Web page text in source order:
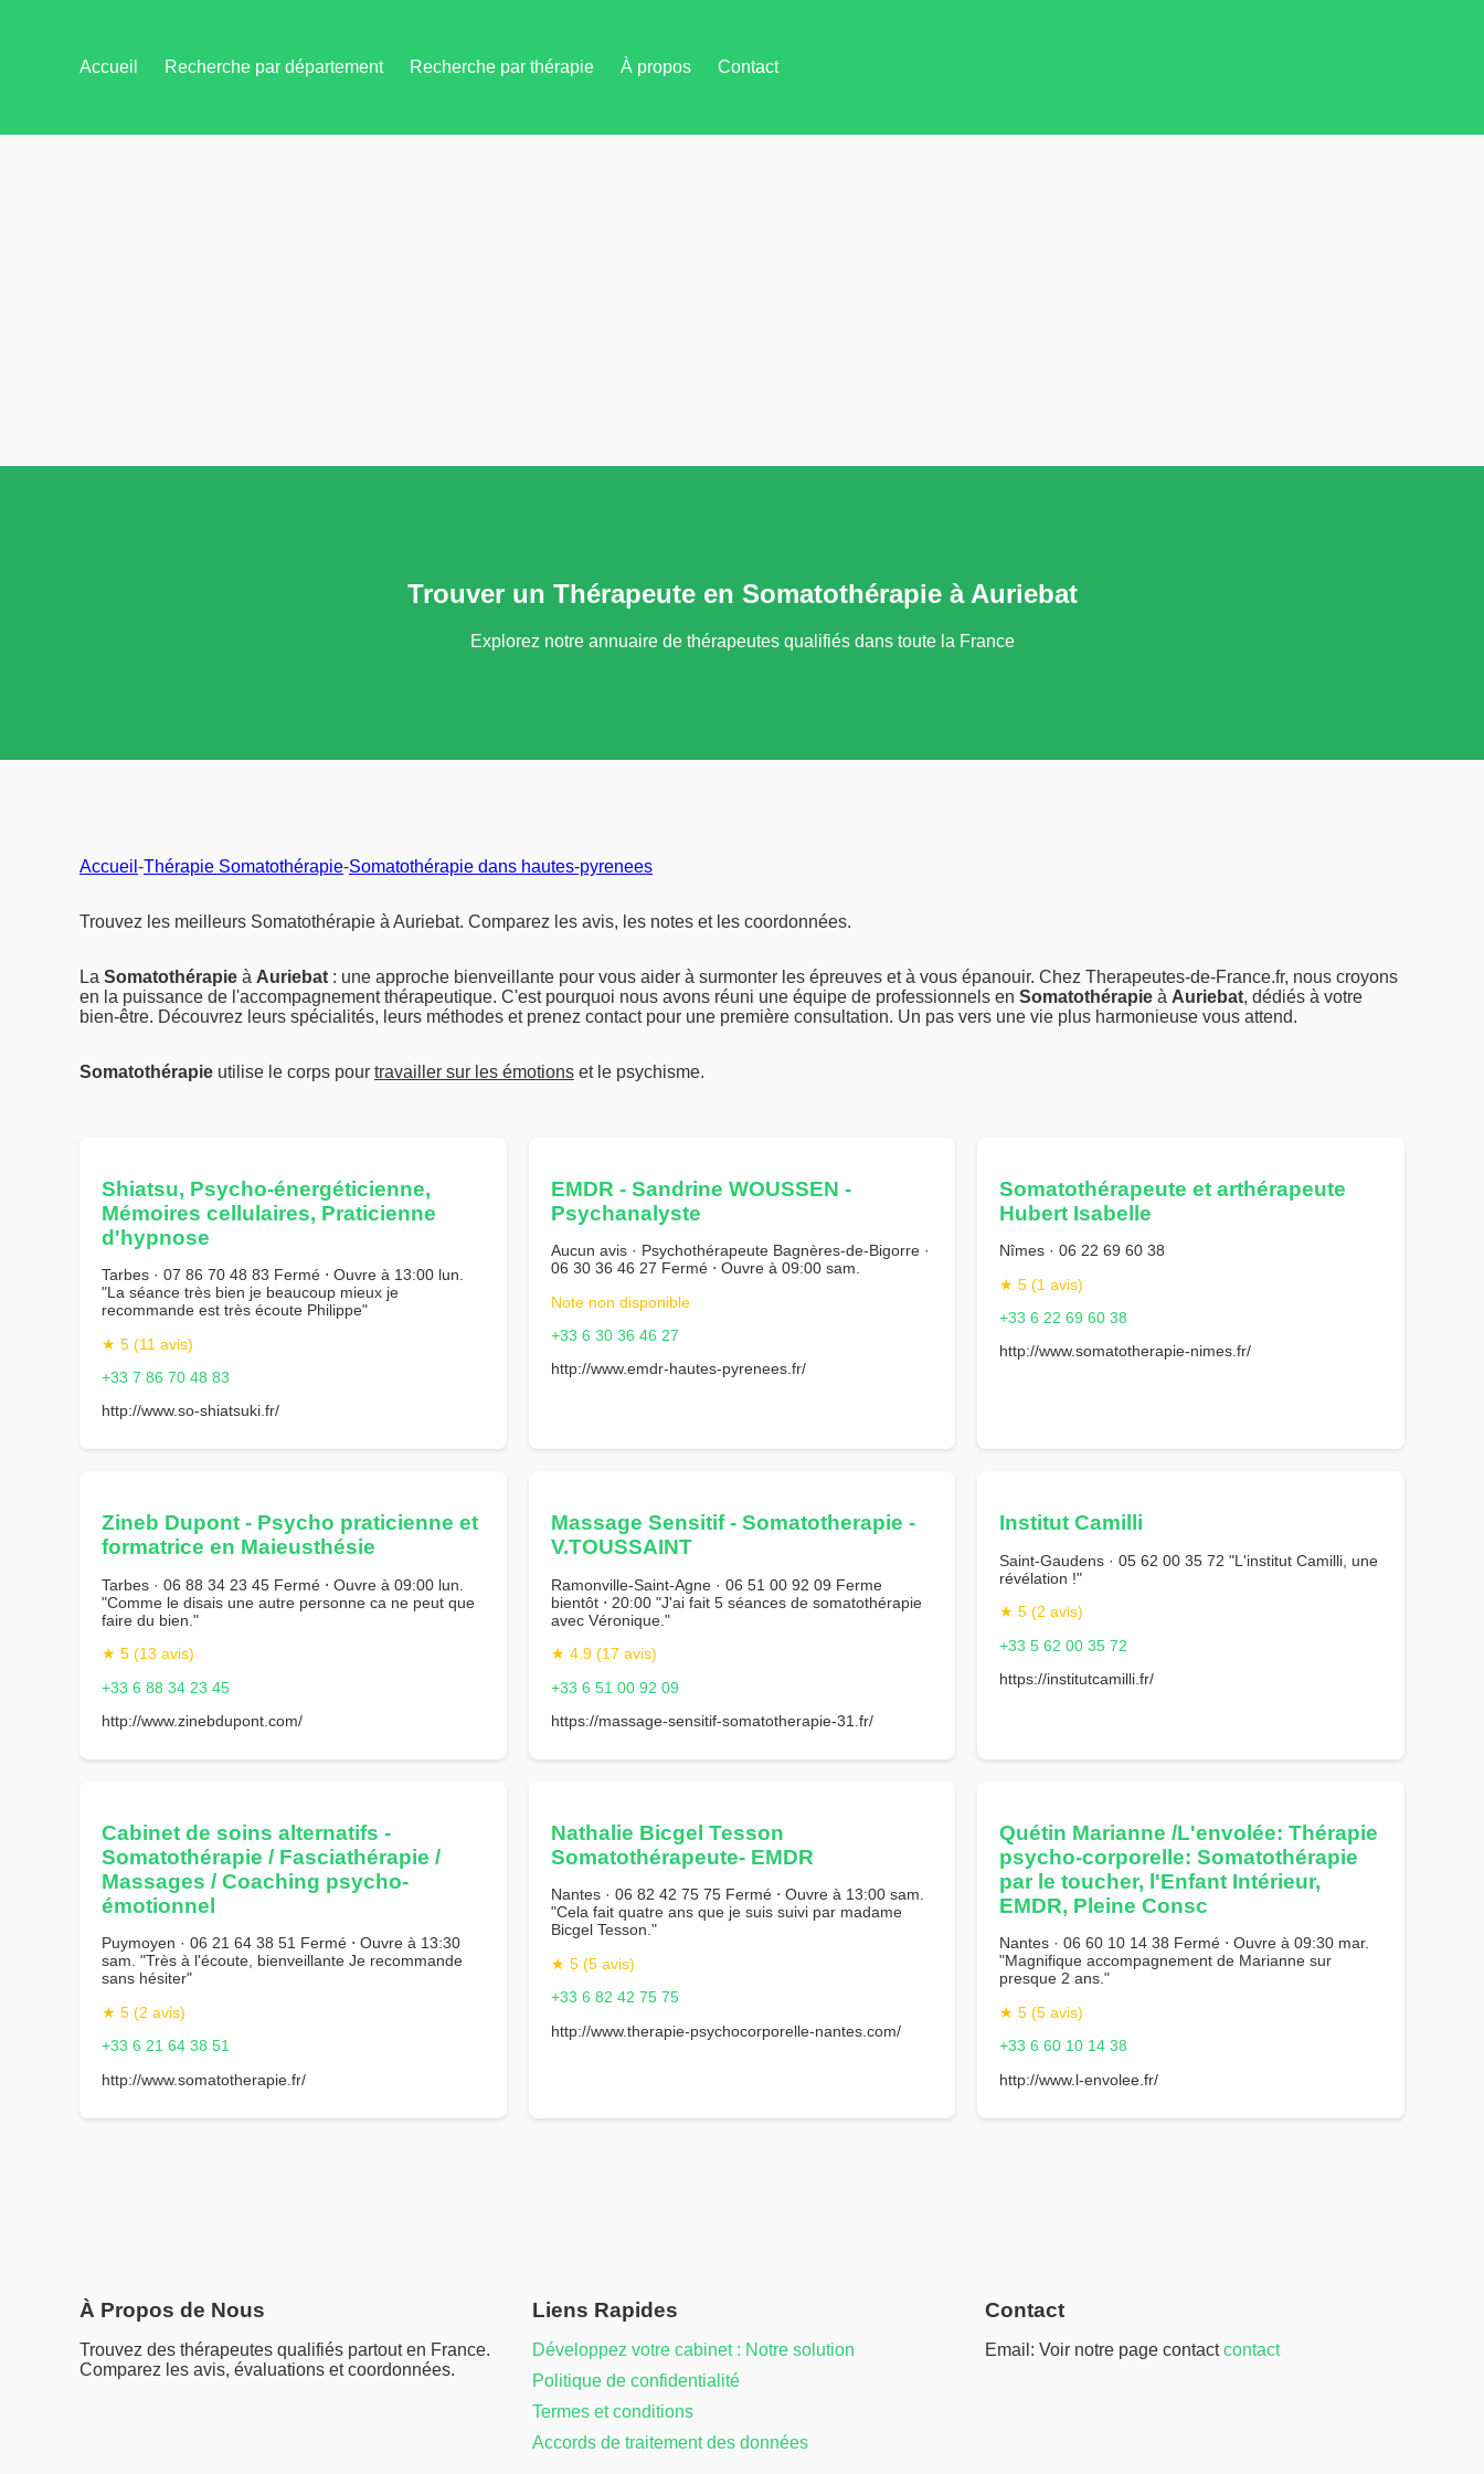
Accueil Recherche par département Recherche par thérapie À propos Contact
Trouver un Thérapeute en Somatothérapie à Auriebat
Explorez notre annuaire de thérapeutes qualifiés dans toute la France
Accueil -Thérapie Somatothérapie-Somatothérapie dans hautes-pyrenees
Trouvez les meilleurs Somatothérapie à Auriebat. Comparez les avis, les notes et les coordonnées.
La Somatothérapie à Auriebat : une approche bienveillante pour vous aider à surmonter les épreuves et à vous épanouir. Chez Therapeutes-de-France.fr, nous croyons
en la puissance de l'accompagnement thérapeutique. C'est pourquoi nous avons réuni une équipe de professionnels en Somatothérapie à Auriebat, dédiés à votre
bien-être. Découvrez leurs spécialités, leurs méthodes et prenez contact pour une première consultation. Un pas vers une vie plus harmonieuse vous attend.
Somatothérapie utilise le corps pour travailler sur les émotions et le psychisme.
Shiatsu, Psycho-énergéticienne,
Mémoires cellulaires, Praticienne
d'hypnose
Tarbes · 07 86 70 48 83 Fermé ⋅ Ouvre à 13:00 lun.
"La séance très bien je beaucoup mieux je
recommande est très écoute Philippe"
★ 5 (11 avis)
+33 7 86 70 48 83
http://www.so-shiatsuki.fr/
EMDR - Sandrine WOUSSEN -
Psychanalyste
Aucun avis · Psychothérapeute Bagnères-de-Bigorre ·
06 30 36 46 27 Fermé ⋅ Ouvre à 09:00 sam.
Note non disponible
+33 6 30 36 46 27
http://www.emdr-hautes-pyrenees.fr/
Somatothérapeute et arthérapeute
Hubert Isabelle
Nîmes · 06 22 69 60 38
★ 5 (1 avis)
+33 6 22 69 60 38
http://www.somatotherapie-nimes.fr/
Zineb Dupont - Psycho praticienne et
formatrice en Maieusthésie
Tarbes · 06 88 34 23 45 Fermé ⋅ Ouvre à 09:00 lun.
"Comme le disais une autre personne ca ne peut que
faire du bien."
★ 5 (13 avis)
+33 6 88 34 23 45
http://www.zinebdupont.com/
Massage Sensitif - Somatotherapie -
V.TOUSSAINT
Ramonville-Saint-Agne · 06 51 00 92 09 Ferme
bientôt ⋅ 20:00 "J'ai fait 5 séances de somatothérapie
avec Véronique."
★ 4.9 (17 avis)
+33 6 51 00 92 09
https://massage-sensitif-somatotherapie-31.fr/
Institut Camilli
Saint-Gaudens · 05 62 00 35 72 "L'institut Camilli, une
révélation !"
★ 5 (2 avis)
+33 5 62 00 35 72
https://institutcamilli.fr/
Cabinet de soins alternatifs -
Somatothérapie / Fasciathérapie /
Massages / Coaching psycho-
émotionnel
Puymoyen · 06 21 64 38 51 Fermé ⋅ Ouvre à 13:30
sam. "Très à l'écoute, bienveillante Je recommande
sans hésiter"
★ 5 (2 avis)
+33 6 21 64 38 51
http://www.somatotherapie.fr/
Nathalie Bicgel Tesson
Somatothérapeute- EMDR
Nantes · 06 82 42 75 75 Fermé ⋅ Ouvre à 13:00 sam.
"Cela fait quatre ans que je suis suivi par madame
Bicgel Tesson."
★ 5 (5 avis)
+33 6 82 42 75 75
http://www.therapie-psychocorporelle-nantes.com/
Quétin Marianne /L'envolée: Thérapie
psycho-corporelle: Somatothérapie
par le toucher, l'Enfant Intérieur,
EMDR, Pleine Consc
Nantes · 06 60 10 14 38 Fermé ⋅ Ouvre à 09:30 mar.
"Magnifique accompagnement de Marianne sur
presque 2 ans."
★ 5 (5 avis)
+33 6 60 10 14 38
http://www.l-envolee.fr/
À Propos de Nous
Trouvez des thérapeutes qualifiés partout en France.
Comparez les avis, évaluations et coordonnées.
Liens Rapides
Développez votre cabinet : Notre solution
Politique de confidentialité
Termes et conditions
Accords de traitement des données
Contact
Email: Voir notre page contactcontact